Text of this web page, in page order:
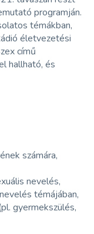
programján.
témákban,
életvezetési
című
hallható, és
számára,
nevelés,
témájában,
gyermekszülés,